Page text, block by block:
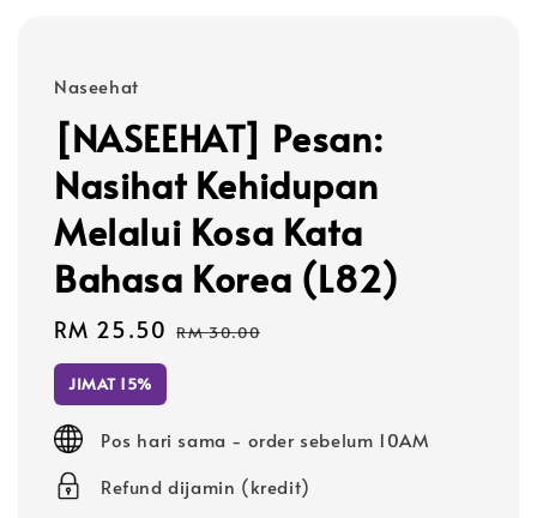
Naseehat
[NASEEHAT] Pesan:
Nasihat Kehidupan
Melalui Kosa Kata
Bahasa Korea (L82)
Sale
price
RM 25.50 Regular
RM 30.00
JIMAT 15%
Pos hari sama - order sebelum 10AM
Refund dijamin (kredit)